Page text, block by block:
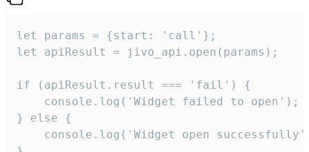
let params = {start: 'call'};
let apiResult = jivo_api.open(params);
if (apiResult.result === 'fail') {
    console.log('Widget failed to open');
} else {
console.log('Widget open